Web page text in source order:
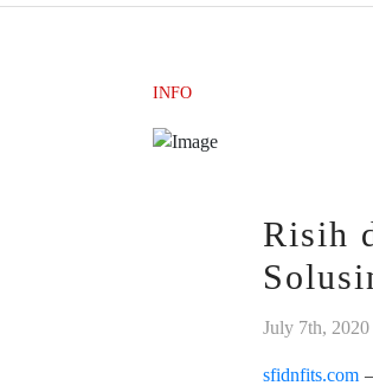
INFO
Risih
July 7th, 2020
sfidnfits.com